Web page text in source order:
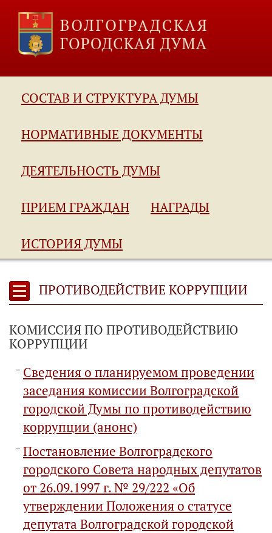
СОСТАВ И СТРУКТУРА ДУМЫ
НОРМАТИВНЫЕ ДОКУМЕНТЫ
ДЕЯТЕЛЬНОСТЬ ДУМЫ
ПРИЕМ ГРАЖДАН НАГРАДЫ
ИСТОРИЯ ДУМЫ
ПРОТИВОДЕЙСТВИЕ КОРРУПЦИИ
КОМИССИЯ ПО ПРОТИВОДЕЙСТВИЮ
КОРРУПЦИИ
Сведения о планируемом проведении
заседания комиссии Волгоградской
городской Думы по противодействию
коррупции (анонс)
Постановление Волгоградского
городского Совета народных депутатов
от 26.09.1997 г. № 29/222 «Об
утверждении Положения о статусе
депутата Волгоградской городской